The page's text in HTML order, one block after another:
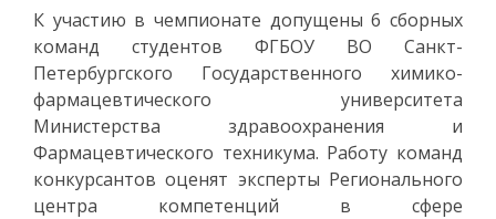
К участию в чемпионате допущены 6 сборных
команд студентов ФГБОУ ВО Санкт-
Петербургского Государственного химико-
фармацевтического университета
Министерства здравоохранения и
Фармацевтического техникума. Работу команд
конкурсантов оценят эксперты Регионального
центра компетенций в сфере